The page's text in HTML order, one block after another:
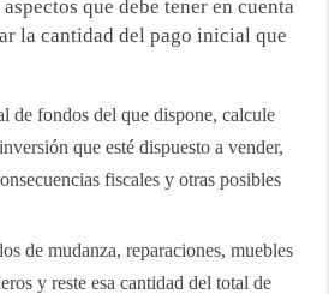
que debe tener en cuenta
la cantidad del pago inicial que
de fondos del que dispone, calcule
que esté dispuesto a vender,
fiscales y otras posibles
de mudanza, reparaciones, muebles
y reste esa cantidad del total de